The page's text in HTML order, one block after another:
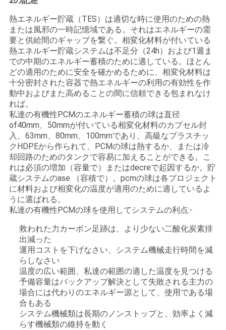
ス
場
合
地
図
PRIVACY
POLICY
熱エネルギー貯蔵（TES）は適切な時に使用のための熱
または風邪の一時記憶域である。それはエネルギーの需
要と供給間のギャップを繋ぐ。相変化材料が付いている
熱エネルギー貯蔵システムは不足分（24h）および1週ま
での中期のエネルギー蓄積のために適している。ほとん
どの適用のために安全を確かめるために、相変化材料は
十分密封された容器で熱エネルギーの利用の有効性を作
動中およびまた高めることの間に信頼できる包まれなけ
れば。
私達の有機性PCMのエネルギー蓄積の球は直径
of40mm、50mmが付いている相変化材料のカプセル封
入、63mm、80mm、100mmであり、高級なプラスチッ
クHDPEから作られて、PCMの球は熱するか、または冷
却回路のためのタンクで容易に加えることができる。こ
れは必須の増加（容量で）またはdecreで起因するか。貯
蔵システムのase （容積で）。pcmの球は各プロジェクト
に材料および相変化の温度が適用のために適しているよ
うに選ばれる。
私達の有機性PCMの球を使用してシステムの利点:-
救われた力カーボン足跡は、より少ない二酸化炭素排
出減った
運用コストを下げなさい、システム機械走行時間を減
らしなさい
温度の広い範囲、私達の範囲の適した温度を見つける
予備容量はバックアップ解決として失敗される主力の
場合には代わりのエネルギー源として、使用である場
合もある
システム機械類は長期のノンストップと、効率よく減
らす機械類の維持を動く